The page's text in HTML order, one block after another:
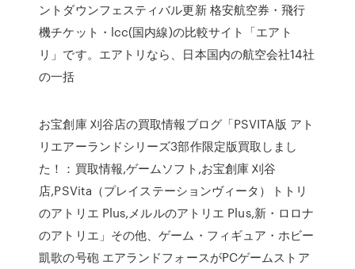
ントダウンフェスティバル更新 格安航空券・飛行
機チケット・lcc(国内線)の比較サイト「エアト
リ」です。エアトリなら、日本国内の航空会社14社
の一括
お宝創庫 刈谷店の買取情報ブログ「PSVITA版 アト
リエアーランドシリーズ3部作限定版買取しまし
た！：買取情報,ゲームソフト,お宝創庫 刈谷
店,PSVita（プレイステーションヴィータ）トトリ
のアトリエ Plus,メルルのアトリエ Plus,新・ロロナ
のアトリエ」その他、ゲーム・フィギュア・ホビー
凱歌の号砲 エアランドフォースがPCゲームストア